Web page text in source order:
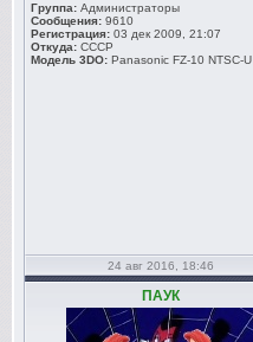
Группа: Администраторы
Сообщения: 9610
Регистрация: 03 дек 2009, 21:07
Откуда: СССР
Модель 3DO: Panasonic FZ-10 NTSC-U
24 авг 2016, 18:46
ПАУК